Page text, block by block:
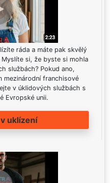
ráda a máte pak skvělý
si, že byste si mohla
službách? Pokud ano,
mezinárodní franchisové
v úklidových službách s
Evropské unii.
uklízení